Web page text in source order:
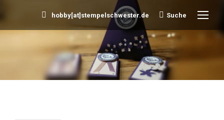
hobby[at]stempelschwester.de Search:
Suche
Sie befinden sich hier: